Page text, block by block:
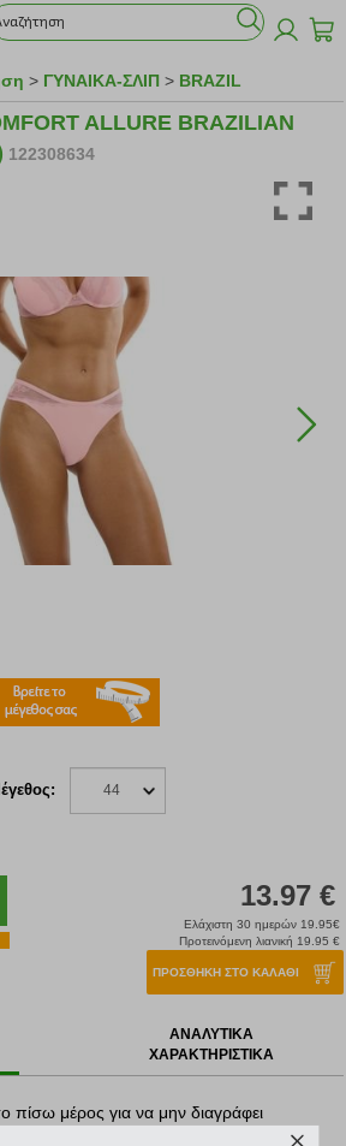
> ΓΥΝΑΙΚΑ-ΣΛΙΠ > BRAZIL
ALLURE BRAZILIAN
122308634
44
13.97 €
Ελάχιστη 30 ημερών 19.95€
Προτεινόμενη λιανική 19.95 €
ΠΡΟΣΘΗΚΗ ΣΤΟ ΚΑΛΑΘΙ
ΑΝΑΛΥΤΙΚΑ
ΧΑΡΑΚΤΗΡΙΣΤΙΚΑ
πίσω μέρος για να μην διαγράφει